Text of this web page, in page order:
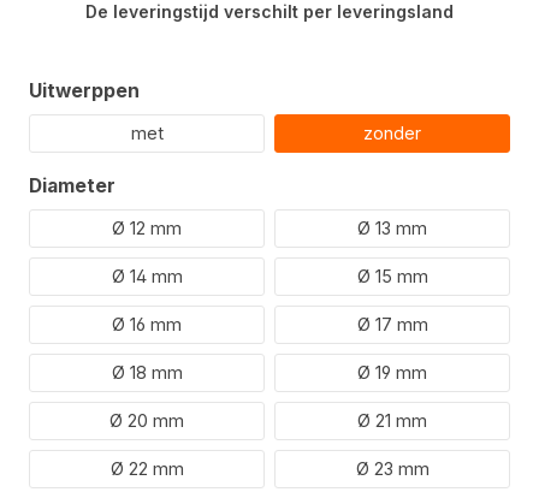
De leveringstijd verschilt per leveringsland
Selecteer
Uitwerppen
met zonder
Selecteer
Diameter
Ø 12 mm Ø 13 mm
Ø 14 mm Ø 15 mm
Ø 16 mm Ø 17 mm
Ø 18 mm Ø 19 mm
Ø 20 mm Ø 21 mm
Ø 22 mm Ø 23 mm